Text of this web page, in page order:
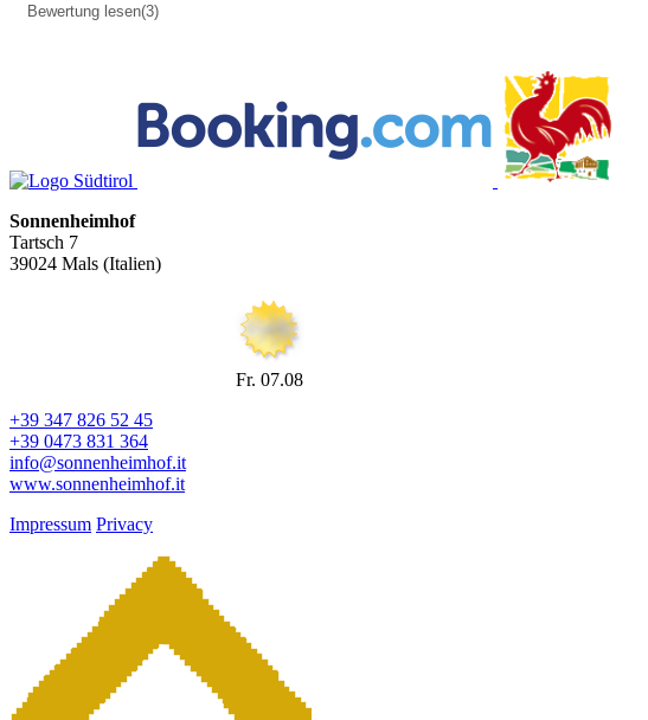
Bewertung lesen(3)
Sonnenheimhof
Tartsch 7
39024 Mals (Italien)
Fr. 07.08
+39 347 826 52 45
+39 0473 831 364
info@sonnenheimhof.it
www.sonnenheimhof.it
Impressum Privacy